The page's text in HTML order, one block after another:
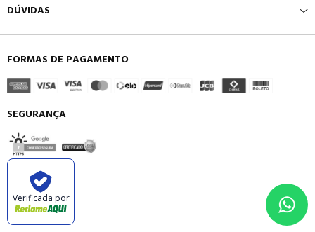
DÚVIDAS
FORMAS DE PAGAMENTO
SEGURANÇA
Verificada por